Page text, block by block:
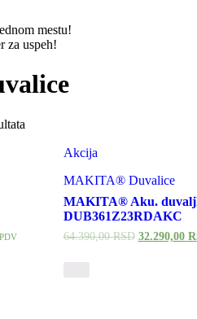
mestu!
za uspeh!
Akcija
MAKITA® Duvalice
MAKITA® Aku.
DUB361Z23RDAKC
64.390,00RSD 32.290,00